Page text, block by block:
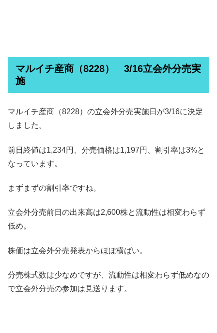
マルイチ産商（8228） 3/16立会外分売実
施
マルイチ産商（8228）の立会外分売実施日が3/16に決定
しました。
前日終値は1,234円、分売価格は1,197円、割引率は3%と
なっています。
まずまずの割引率ですね。
立会外分売前日の出来高は2,600株と流動性は相変わらず
低め。
株価は立会外分売発表からほぼ横ばい。
分売株式数は少なめですが、流動性は相変わらず低めなの
で立会外分売の参加は見送ります。